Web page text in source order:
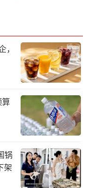
及奢华档烈酒中
下拥有横跨五个
球160个国家和
业领军集团。如
，让行业看到郎
外名酒企业打开
锅
架